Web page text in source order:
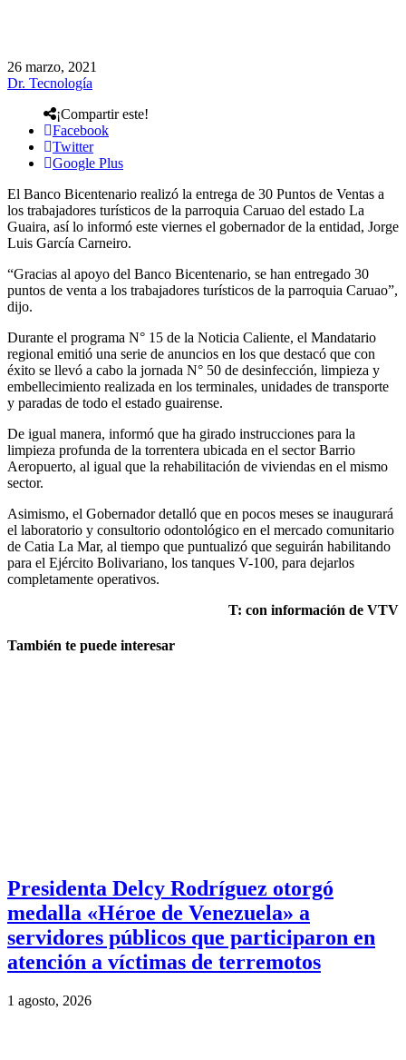
26 marzo, 2021
Dr. Tecnología
¡Compartir este!
Facebook
Twitter
Google Plus
El Banco Bicentenario realizó la entrega de 30 Puntos de Ventas a
los trabajadores turísticos de la parroquia Caruao del estado La
Guaira, así lo informó este viernes el gobernador de la entidad, Jorge
Luis García Carneiro.
“Gracias al apoyo del Banco Bicentenario, se han entregado 30
puntos de venta a los trabajadores turísticos de la parroquia Caruao”,
dijo.
Durante el programa N° 15 de la Noticia Caliente, el Mandatario
regional emitió una serie de anuncios en los que destacó que con
éxito se llevó a cabo la jornada N° 50 de desinfección, limpieza y
embellecimiento realizada en los terminales, unidades de transporte
y paradas de todo el estado guairense.
De igual manera, informó que ha girado instrucciones para la
limpieza profunda de la torrentera ubicada en el sector Barrio
Aeropuerto, al igual que la rehabilitación de viviendas en el mismo
sector.
Asimismo, el Gobernador detalló que en pocos meses se inaugurará
el laboratorio y consultorio odontológico en el mercado comunitario
de Catia La Mar, al tiempo que puntualizó que seguirán habilitando
para el Ejército Bolivariano, los tanques V-100, para dejarlos
completamente operativos.
T: con información de VTV
También te puede interesar
Presidenta Delcy Rodríguez otorgó
medalla «Héroe de Venezuela» a
servidores públicos que participaron en
atención a víctimas de terremotos
1 agosto, 2026